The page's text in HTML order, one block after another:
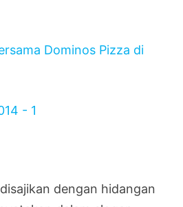
dengan hidangan